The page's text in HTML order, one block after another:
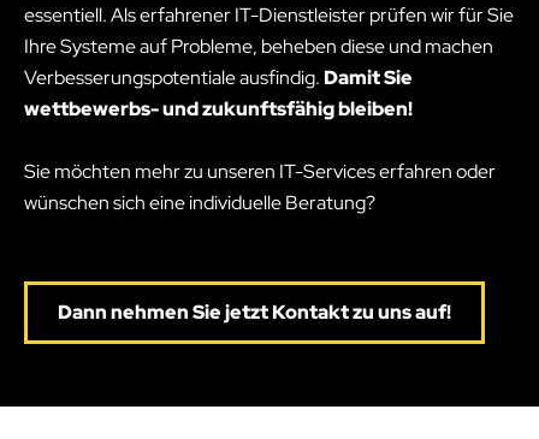
essentiell. Als erfahrener IT-Dienstleister prüfen wir für Sie
Ihre Systeme auf Probleme, beheben diese und machen
Verbesserungspotentiale ausfindig. Damit Sie
wettbewerbs- und zukunftsfähig bleiben!
Sie möchten mehr zu unseren IT-Services erfahren oder
wünschen sich eine individuelle Beratung?
Dann nehmen Sie jetzt Kontakt zu uns auf!